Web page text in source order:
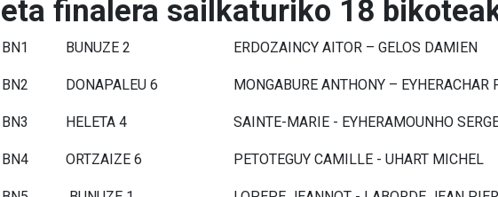
eta finalera sailkaturiko 18
BN1 BUNUZE 2 ERDOZAINCY AITOR – GELOS DAMIEN
BN2 DONAPALEU 6 MONGABURE ANTHONY – EYHERACHAR
BN3 HELETA 4 SAINTE-MARIE - EYHERAMOUNHO
BN4 ORTZAIZE 6 PETOTEGUY CAMILLE - UHART MICHEL